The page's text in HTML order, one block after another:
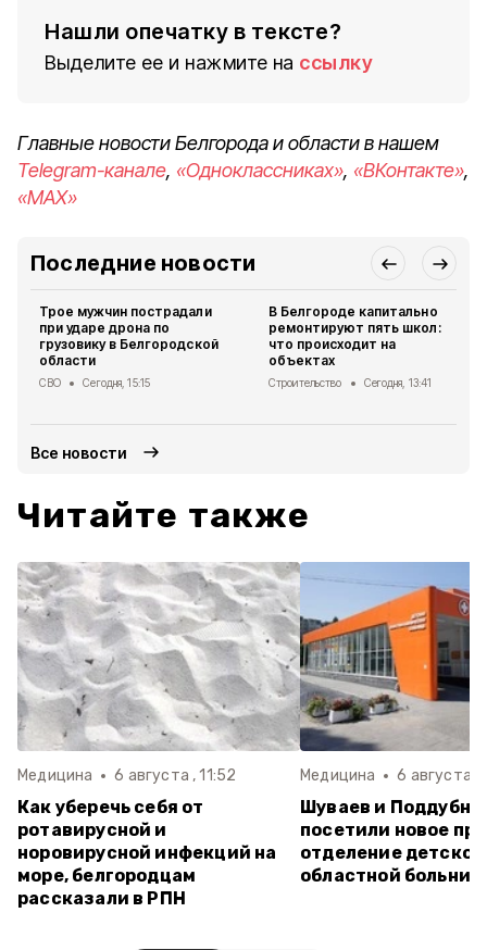
Нашли опечатку в тексте?
Выделите ее и нажмите на ссылку
Главные новости Белгорода и области в нашем
Telegram-канале, «Одноклассниках», «ВКонтакте»,
«MAX»
Последние новости
Трое мужчин пострадали
при ударе дрона по
грузовику в Белгородской
области
СВО Сегодня, 15:15
В Белгороде капитально
ремонтируют пять школ:
что происходит на
объектах
Строительство Сегодня, 13:41
Все новости
Читайте также
Медицина 6 августа , 11:52
Как уберечь себя от
ротавирусной и
норовирусной инфекций на
море, белгородцам
рассказали в РПН
Медицина 6 августа ,
Шуваев и
посетили новое
отделение детской
областной